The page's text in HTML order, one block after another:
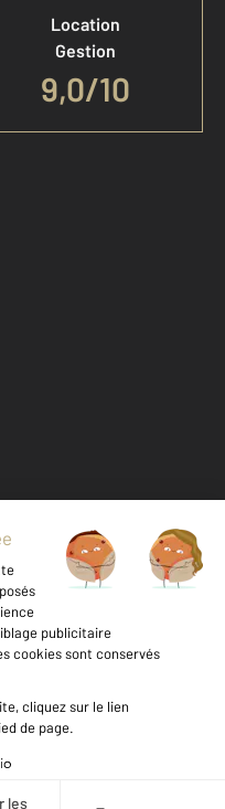
Location
Gestion
9,0/10
d'honoraires
cookies